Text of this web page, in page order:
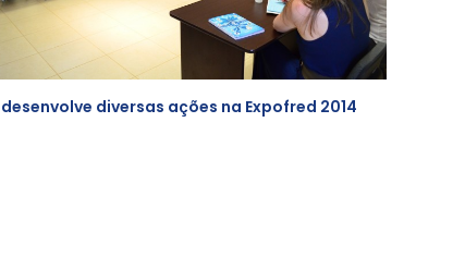
desenvolve diversas ações na Expofred 2014